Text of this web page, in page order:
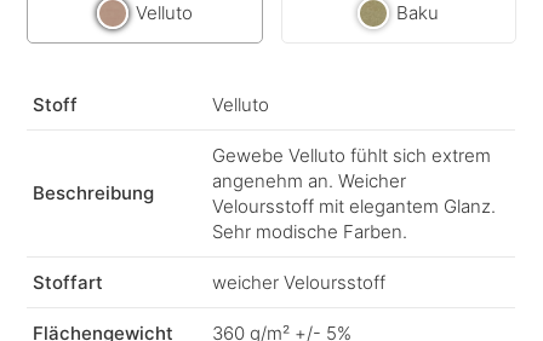
Velluto Baku
Stoff Velluto
Beschreibung
Gewebe Velluto fühlt sich extrem
angenehm an. Weicher
Veloursstoff mit elegantem Glanz.
Sehr modische Farben.
Stoffart weicher Veloursstoff
Flächengewicht 360 g/m² +/- 5%